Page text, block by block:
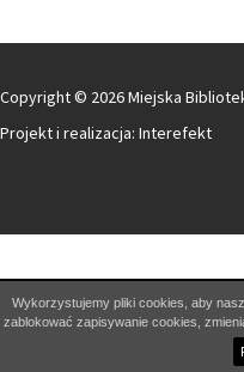
Copyright © 2026 Miejska
Projekt i realizacja: Interefekt
Wykorzystujemy pliki cookies, aby
zablokować zapisywanie cookies,